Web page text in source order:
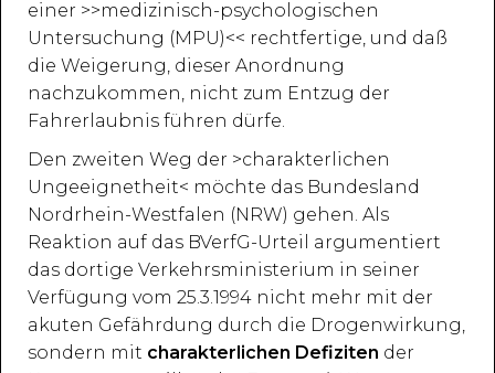
einer >>medizinisch-psychologischen
Untersuchung (MPU)<< rechtfertige, und daß
die Weigerung, dieser Anordnung
nachzukommen, nicht zum Entzug der
Fahrerlaubnis führen dürfe.
Den zweiten Weg der >charakterlichen
Ungeeignetheit< möchte das Bundesland
Nordrhein-Westfalen (NRW) gehen. Als
Reaktion auf das BVerfG-Urteil argumentiert
das dortige Verkehrsministerium in seiner
Verfügung vom 25.3.1994 nicht mehr mit der
akuten Gefährdung durch die Drogenwirkung,
sondern mit charakterlichen Defiziten der